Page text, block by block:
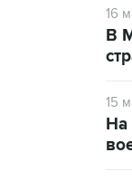
16
В
15
На